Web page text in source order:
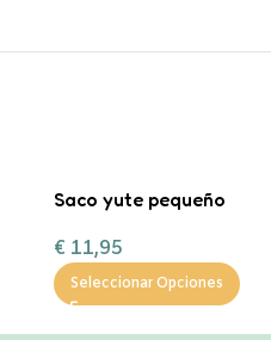
Saco yute pequeño
€ 11,95
Seleccionar Opciones